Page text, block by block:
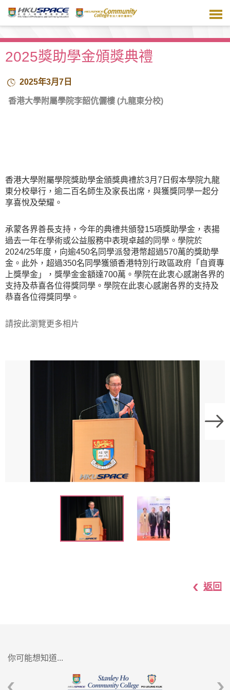
主
容2025獎助學金頒獎典禮
2025年3月7日
香港大學附屬學院李韶伉儷樓 (九龍東分校)
香港大學附屬學院獎助學金頒獎典禮於3月7日假本學院九龍
東分校舉行，逾二百名師生及家長出席，與獲獎同學一起分
享喜悅及榮耀。
承蒙各界善長支持，今年的典禮共頒發15項獎助學金，表揚
過去一年在學術或公益服務中表現卓越的同學。學院於
2024/25年度，向逾450名同學派發港幣超過570萬的獎助學
金。此外，超過350名同學獲頒香港特別行政區政府「自資專
上獎學金」，獎學金金額達700萬。學院在此衷心感謝各界的
支持及恭喜各位得獎同學。學院在此衷心感謝各界的支持及
恭喜各位得獎同學。
請按此瀏覽更多相片
返回
你可能想知道...